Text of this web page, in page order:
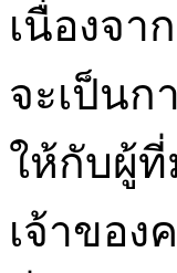
เนื่องจา
จะเป็นก
ให้กับผู้ที่
เจ้าของ